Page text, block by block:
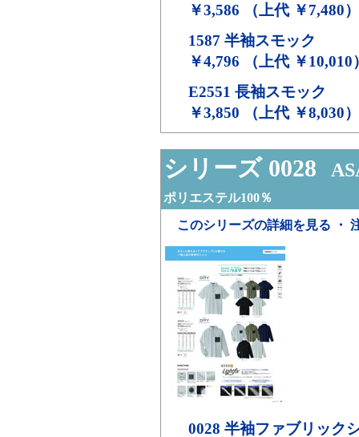
￥3,586 （上代 ￥7,480）
1587 半袖スモック
￥4,796 （上代 ￥10,010
E2551 長袖スモック
￥3,850 （上代 ￥8,030）
シリーズ 0028
ポリエステル100％
このシリーズの詳細を見る ・
0028 半袖ファブリック